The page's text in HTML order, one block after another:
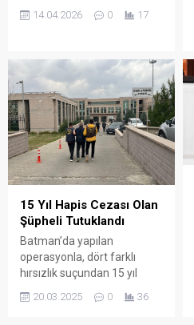
ikinci eseri "Susmadım" ile
okurlarının karşısına çıktı.
perspektifle ele alan kitap,
kısa sürede büyük ilgi gördü.
14.04.2026 0 17
15 Yıl Hapis Cezası Olan
Şüpheli Tutuklandı
Batman’da yapılan
operasyonla, dört farklı
hırsızlık suçundan 15 yıl
bulunan C.Y. isimli şahısın
20.03.2025 0 36